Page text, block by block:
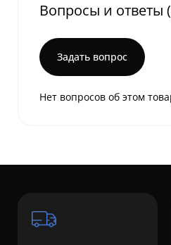
Вопросы и ответы
Задать вопрос
Нет вопросов об этом